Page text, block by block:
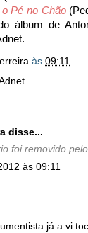
Pé no Chão
álbum de
às 09:11
disse...
foi removido
às 09:11
já a vi